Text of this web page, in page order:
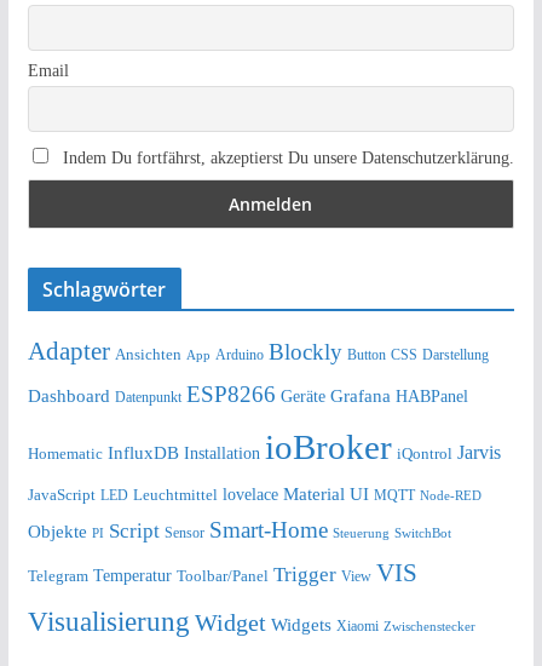
Email
Indem Du fortfährst, akzeptierst Du unsere Datenschutzerklärung.
Schlagwörter
Adapter Ansichten App Arduino Blockly Button CSS Darstellung
Dashboard Datenpunkt ESP8266 Geräte Grafana HABPanel
Homematic InfluxDB Installation ioBroker iQontrol Jarvis
JavaScript LED Leuchtmittel lovelace Material UI MQTT Node-RED
Objekte PI Script Sensor Smart-Home Steuerung SwitchBot
Telegram Temperatur Toolbar/Panel Trigger View VIS
Visualisierung Widget Widgets Xiaomi Zwischenstecker